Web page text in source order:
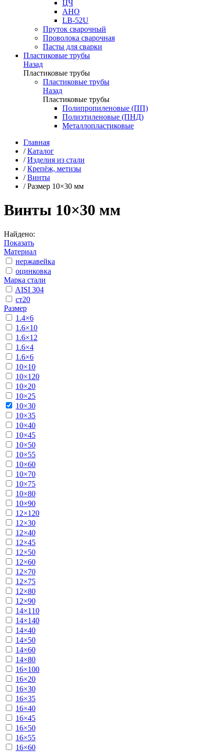
ЦЧ
АНО
LB-52U
Пруток сварочный
Проволока сварочная
Пасты для сварки
Пластиковые трубы
Назад
Пластиковые трубы
Пластиковые трубы
Назад
Пластиковые трубы
Полипропиленовые (ПП)
Полиэтиленовые (ПНД)
Металлопластиковые
Главная
/ Каталог
/ Изделия из стали
/ Крепёж, метизы
/ Винты
/ Размер 10×30 мм
Винты 10×30 мм
Найдено:
Показать
Материал
нержавейка
оцинковка
Марка стали
AISI 304
ст20
Размер
1.4×6
1.6×10
1.6×12
1.6×4
1.6×6
10×10
10×120
10×20
10×25
10×30
10×35
10×40
10×45
10×50
10×55
10×60
10×70
10×75
10×80
10×90
12×120
12×30
12×40
12×45
12×50
12×60
12×70
12×75
12×80
12×90
14×110
14×140
14×40
14×50
14×60
14×80
16×100
16×20
16×30
16×35
16×40
16×45
16×50
16×55
16×60